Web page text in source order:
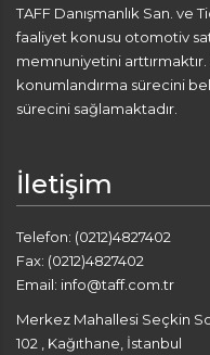
TAFF Danışmanlık San. ve
faaliyet konusu otomotiv
memnuniyetini
konumlandırma sürecini
sürecini sağlamaktadır.
İletişim
Telefon: (0212)4827402
Fax: (0212)4827402
Email: info@taff.com.tr
Merkez Mahallesi Seçkin
102 , Kağıthane, İstanbul